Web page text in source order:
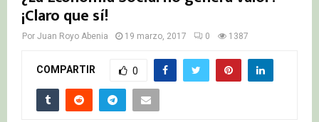
¡Claro que sí!
Por Juan Royo Abenia 19 marzo, 2017 0 1387
COMPARTIR 0